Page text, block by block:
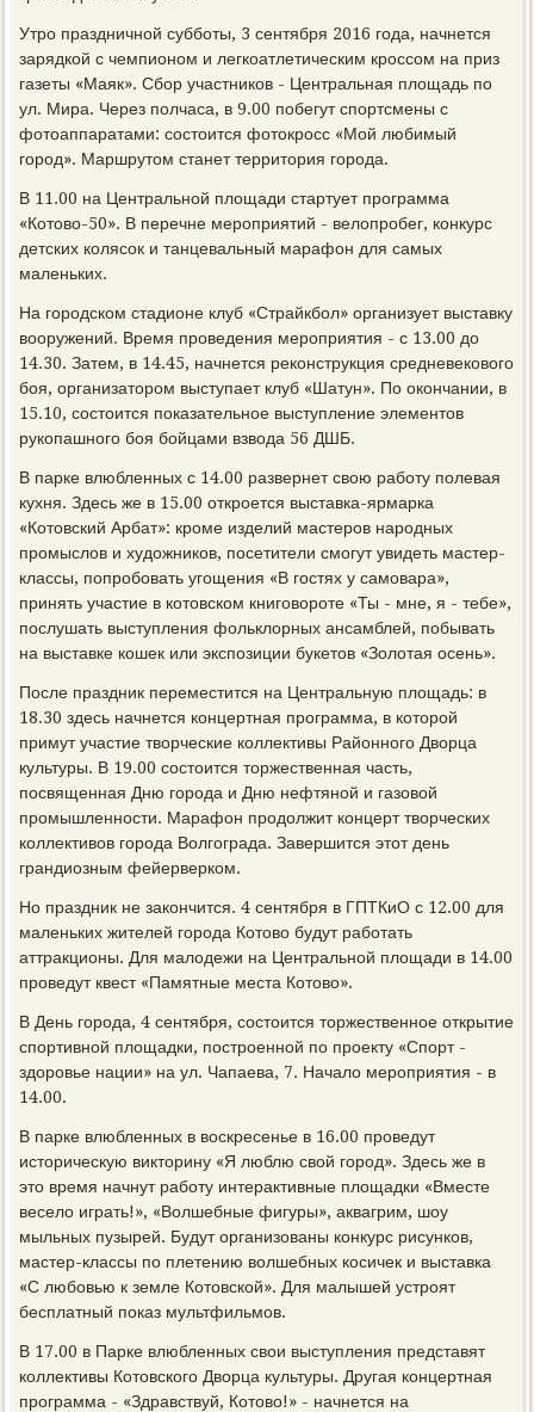
Утро праздничной субботы, 3 сентября 2016 года, начнется
зарядкой с чемпионом и легкоатлетическим кроссом на приз
газеты «Маяк». Сбор участников - Центральная площадь по
ул. Мира. Через полчаса, в 9.00 побегут спортсмены с
фотоаппаратами: состоится фотокросс «Мой любимый
город». Маршрутом станет территория города.
В 11.00 на Центральной площади стартует программа
«Котово-50». В перечне мероприятий - велопробег, конкурс
детских колясок и танцевальный марафон для самых
маленьких.
На городском стадионе клуб «Страйкбол» организует выставку
вооружений. Время проведения мероприятия - с 13.00 до
14.30. Затем, в 14.45, начнется реконструкция средневекового
боя, организатором выступает клуб «Шатун». По окончании, в
15.10, состоится показательное выступление элементов
рукопашного боя бойцами взвода 56 ДШБ.
В парке влюбленных с 14.00 развернет свою работу полевая
кухня. Здесь же в 15.00 откроется выставка-ярмарка
«Котовский Арбат»: кроме изделий мастеров народных
промыслов и художников, посетители смогут увидеть мастер-
классы, попробовать угощения «В гостях у самовара»,
принять участие в котовском книговороте «Ты - мне, я - тебе»,
послушать выступления фольклорных ансамблей, побывать
на выставке кошек или экспозиции букетов «Золотая осень».
После праздник переместится на Центральную площадь: в
18.30 здесь начнется концертная программа, в которой
примут участие творческие коллективы Районного Дворца
культуры. В 19.00 состоится торжественная часть,
посвященная Дню города и Дню нефтяной и газовой
промышленности. Марафон продолжит концерт творческих
коллективов города Волгограда. Завершится этот день
грандиозным фейерверком.
Но праздник не закончится. 4 сентября в ГПТКиО с 12.00 для
маленьких жителей города Котово будут работать
аттракционы. Для малодежи на Центральной площади в 14.00
проведут квест «Памятные места Котово».
В День города, 4 сентября, состоится торжественное открытие
спортивной площадки, построенной по проекту «Спорт -
здоровье нации» на ул. Чапаева, 7. Начало мероприятия - в
14.00.
В парке влюбленных в воскресенье в 16.00 проведут
историческую викторину «Я люблю свой город». Здесь же в
это время начнут работу интерактивные площадки «Вместе
весело играть!», «Волшебные фигуры», аквагрим, шоу
мыльных пузырей. Будут организованы конкурс рисунков,
мастер-классы по плетению волшебных косичек и выставка
«С любовью к земле Котовской». Для малышей устроят
бесплатный показ мультфильмов.
В 17.00 в Парке влюбленных свои выступления представят
коллективы Котовского Дворца культуры. Другая концертная
программа - «Здравствуй, Котово!» - начнется на